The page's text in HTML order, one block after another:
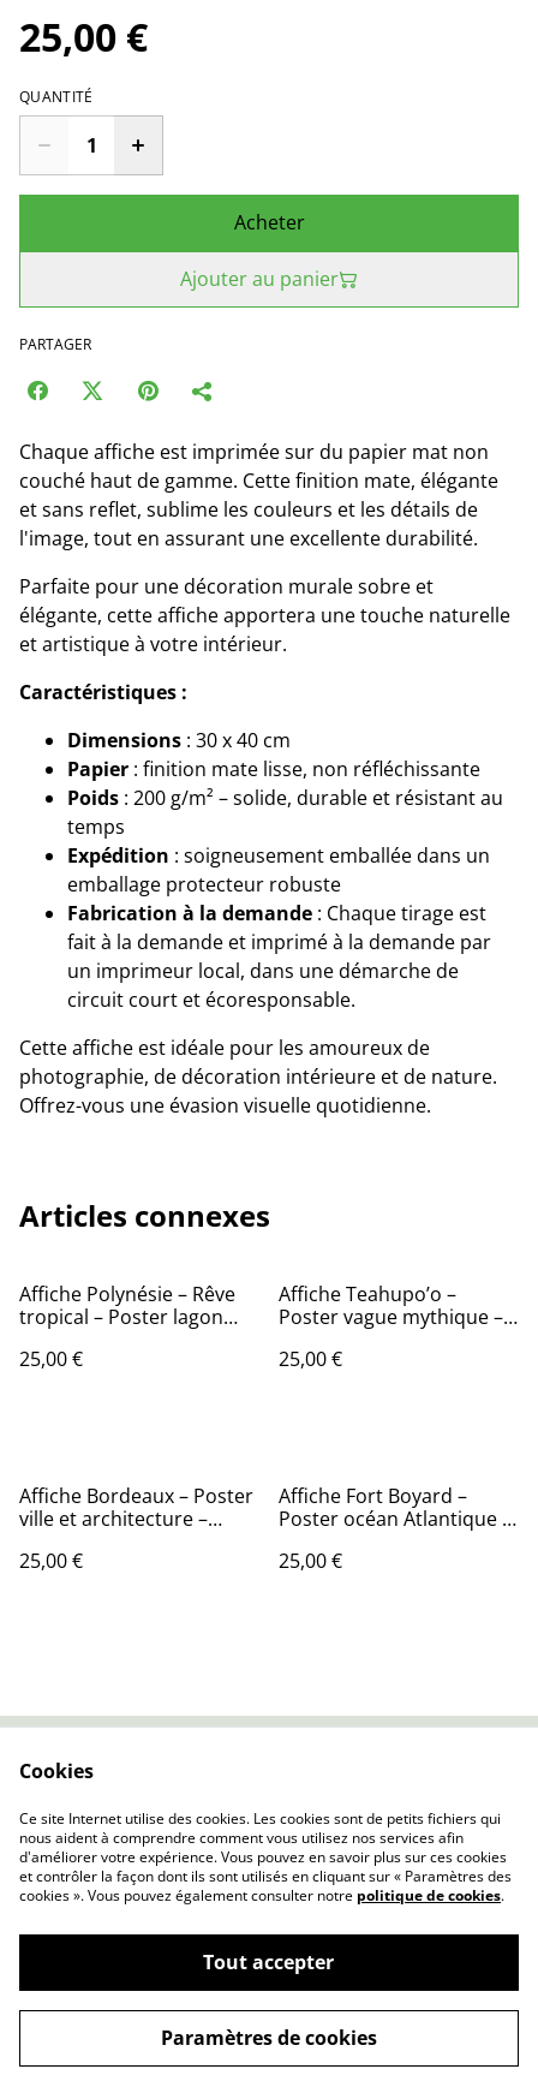
25,00 €
QUANTITÉ
Acheter
Ajouter au panier
PARTAGER
Chaque affiche est imprimée sur du papier mat non
couché haut de gamme. Cette finition mate, élégante
et sans reflet, sublime les couleurs et les détails de
l'image, tout en assurant une excellente durabilité.
Parfaite pour une décoration murale sobre et
élégante, cette affiche apportera une touche naturelle
et artistique à votre intérieur.
Caractéristiques :
Dimensions : 30 x 40 cm
Papier : finition mate lisse, non réfléchissante
Poids : 200 g/m² – solide, durable et résistant au
temps
Expédition : soigneusement emballée dans un
emballage protecteur robuste
Fabrication à la demande : Chaque tirage est
fait à la demande et imprimé à la demande par
un imprimeur local, dans une démarche de
circuit court et écoresponsable.
Cette affiche est idéale pour les amoureux de
photographie, de décoration intérieure et de nature.
Offrez-vous une évasion visuelle quotidienne.
Articles connexes
Affiche Polynésie – Rêve
tropical – Poster lagon
murale
25,00 €
Affiche Teahupo’o –
Poster vague mythique –
25,00 €
Affiche Bordeaux – Poster
ville et architecture –
urbaine
25,00 €
Affiche Fort Boyard –
Poster océan Atlantique –
maritime
25,00 €
Politique de
confidentialité
Politique de cookies
©2026Affiche par Nature
powered by
Cookies
Ce site Internet utilise des cookies. Les cookies sont de petits fichiers qui
nous aident à comprendre comment vous utilisez nos services afin
d'améliorer votre expérience. Vous pouvez en savoir plus sur ces cookies
et contrôler la façon dont ils sont utilisés en cliquant sur « Paramètres des
cookies ». Vous pouvez également consulter notre politique de cookies.
Tout accepter
Paramètres de cookies